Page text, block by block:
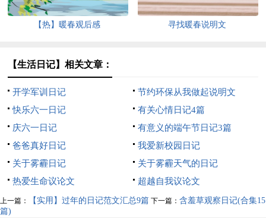
【热】暖春观后感 寻找暖春说明文
【生活日记】相关文章：
开学军训日记
节约环保从我做起说明文
快乐六一日记
有关心情日记4篇
庆六一日记
有意义的端午节日记3篇
爸爸真好日记
我爱新校园日记
关于雾霾日记
关于雾霾天气的日记
热爱生命议论文
超越自我议论文
上一篇： 【实用】过年的日记范文汇总9篇 下一篇： 含羞草观察日记(合集15
篇)